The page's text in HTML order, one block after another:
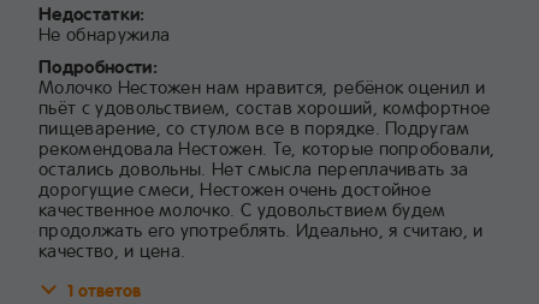
Недостатки:
Не обнаружила
Подробности:
Молочко Нестожен нам нравится, ребёнок оценил и
пьёт с удовольствием, состав хороший, комфортное
пищеварение, со стулом все в порядке. Подругам
рекомендовала Нестожен. Те, которые попробовали,
остались довольны. Нет смысла переплачивать за
дорогущие смеси, Нестожен очень достойное
качественное молочко. С удовольствием будем
продолжать его употреблять. Идеально, я считаю, и
качество, и цена.
1 ответов